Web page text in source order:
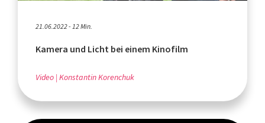
21.06.2022 - 12 Min.
Kamera und Licht bei einem Kinofilm
Video Konstantin Korenchuk